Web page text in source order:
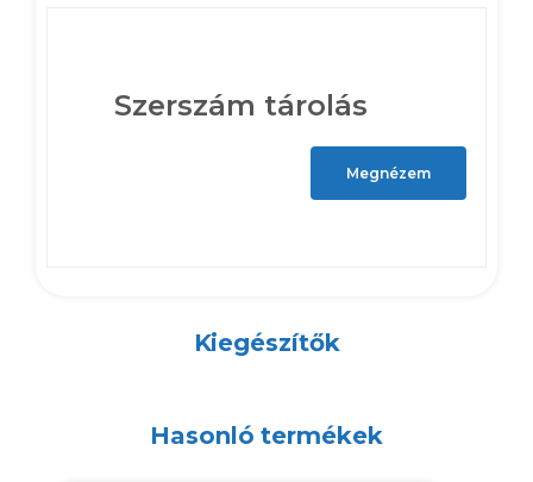
Szerszám tárolás
Megnézem
Kiegészítők
Hasonló termékek